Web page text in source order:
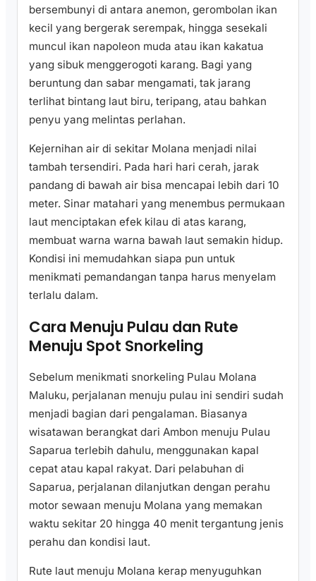
bersembunyi di antara anemon, gerombolan ikan
kecil yang bergerak serempak, hingga sesekali
muncul ikan napoleon muda atau ikan kakatua
yang sibuk menggerogoti karang. Bagi yang
beruntung dan sabar mengamati, tak jarang
terlihat bintang laut biru, teripang, atau bahkan
penyu yang melintas perlahan.
Kejernihan air di sekitar Molana menjadi nilai
tambah tersendiri. Pada hari hari cerah, jarak
pandang di bawah air bisa mencapai lebih dari 10
meter. Sinar matahari yang menembus permukaan
laut menciptakan efek kilau di atas karang,
membuat warna warna bawah laut semakin hidup.
Kondisi ini memudahkan siapa pun untuk
menikmati pemandangan tanpa harus menyelam
terlalu dalam.
Cara Menuju Pulau dan Rute
Menuju Spot Snorkeling
Sebelum menikmati snorkeling Pulau Molana
Maluku, perjalanan menuju pulau ini sendiri sudah
menjadi bagian dari pengalaman. Biasanya
wisatawan berangkat dari Ambon menuju Pulau
Saparua terlebih dahulu, menggunakan kapal
cepat atau kapal rakyat. Dari pelabuhan di
Saparua, perjalanan dilanjutkan dengan perahu
motor sewaan menuju Molana yang memakan
waktu sekitar 20 hingga 40 menit tergantung jenis
perahu dan kondisi laut.
Rute laut menuju Molana kerap menyuguhkan